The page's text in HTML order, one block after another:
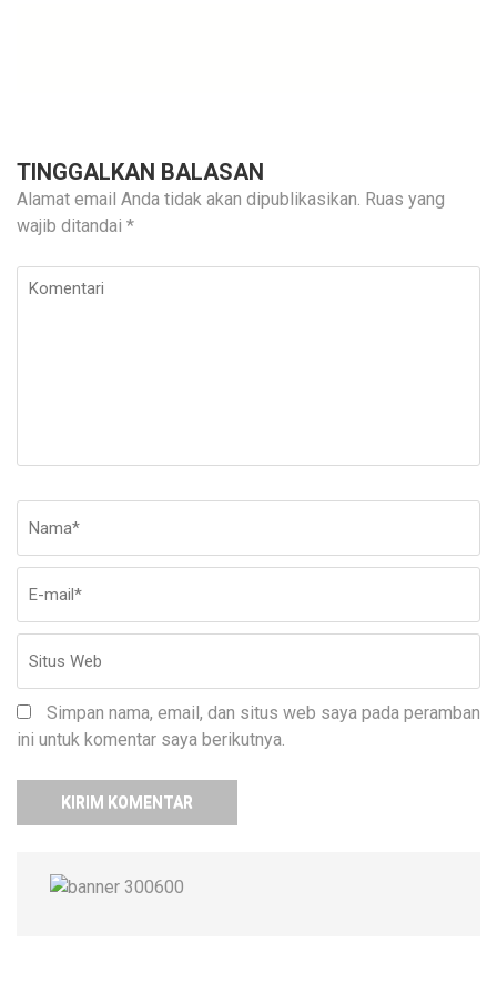
TINGGALKAN BALASAN
Alamat email Anda tidak akan dipublikasikan. Ruas yang
wajib ditandai *
Komentari
Simpan nama, email, dan situs web saya pada peramban
ini untuk komentar saya berikutnya.